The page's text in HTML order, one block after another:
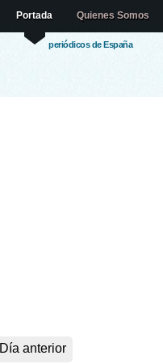
periódicos de España
Portada Quienes Somos
Día anterior